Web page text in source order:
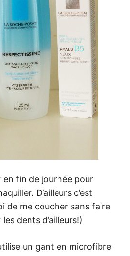
en fin de journée pour
D’ailleurs c’est
de me coucher sans faire
dents d’ailleurs!)
un gant en microfibre